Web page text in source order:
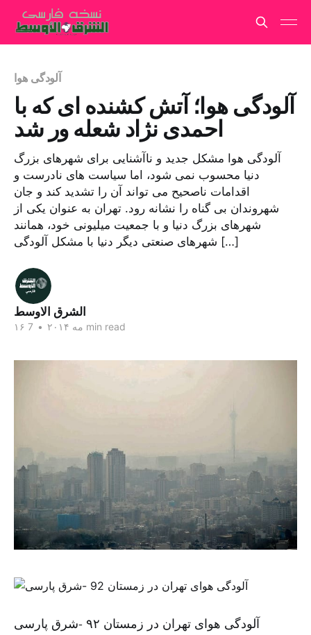
آلودگی هوا
آلودگی هوا؛ آتش کشنده ای که با
احمدی نژاد شعله ور شد
آلودگی هوا مشکل جدید و ناآشنایی برای شهرهای بزرگ
دنیا محسوب نمی شود، اما سیاست های نادرست و
اقدامات ناصحیح می تواند آن را تشدید کند و جان
شهروندان بی گناه را نشانه رود. تهران به عنوان یکی از
شهرهای بزرگ دنیا و با جمعیت میلیونی خود، همانند
شهرهای صنعتی دیگر دنیا با مشکل آلودگی […]
الشرق الاوسط
۱۶ مه ۲۰۱۴ • 7 min read
آلودگی هوای تهران در زمستان ۹۲ -شرق پارسی